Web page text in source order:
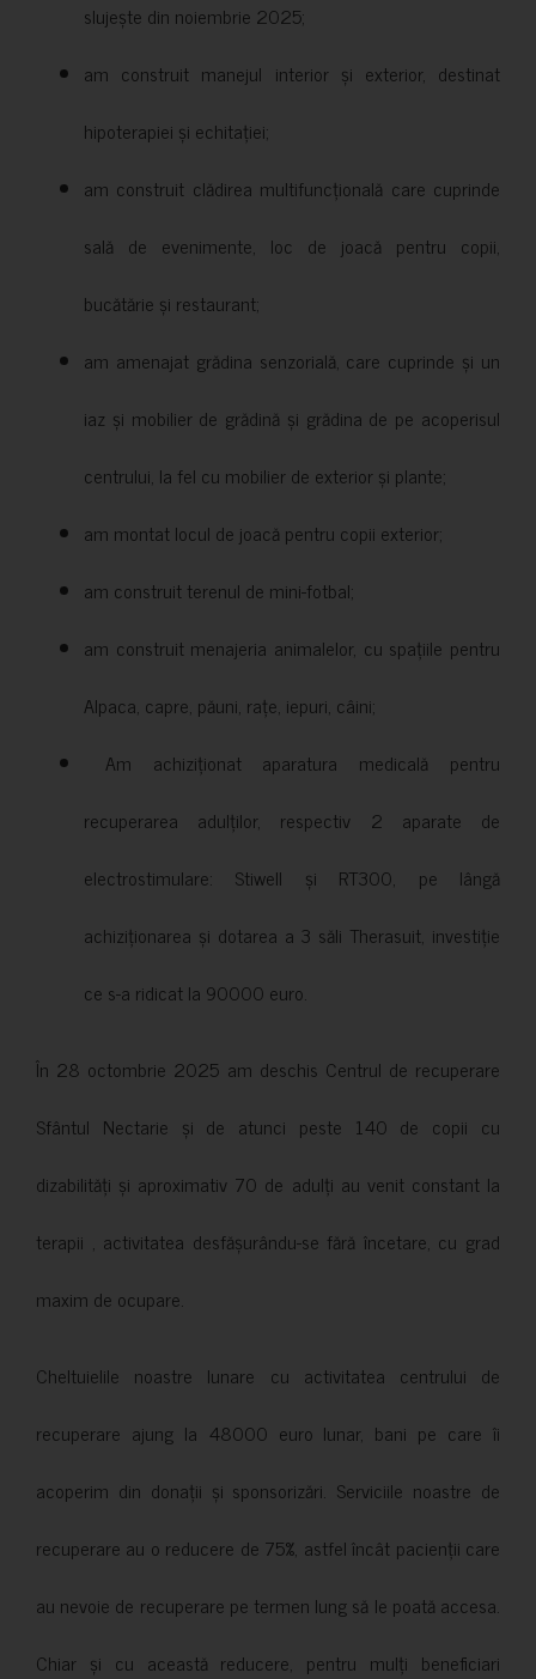
slujește din noiembrie 2025;
am construit manejul interior și exterior, destinat
hipoterapiei și echitației;
am construit clădirea multifuncțională care cuprinde
sală de evenimente, loc de joacă pentru copii,
bucătărie și restaurant;
am amenajat grădina senzorială, care cuprinde și un
iaz și mobilier de grădină și grădina de pe acoperisul
centrului, la fel cu mobilier de exterior și plante;
am montat locul de joacă pentru copii exterior;
am construit terenul de mini-fotbal;
am construit menajeria animalelor, cu spațiile pentru
Alpaca, capre, păuni, rațe, iepuri, câini;
Am achiziționat aparatura medicală pentru
recuperarea adulților, respectiv 2 aparate de
electrostimulare: Stiwell și RT300, pe lângă
achiziționarea și dotarea a 3 săli Therasuit, investiție
ce s-a ridicat la 90000 euro.
În 28 octombrie 2025 am deschis Centrul de recuperare
Sfântul Nectarie și de atunci peste 140 de copii cu
dizabilități și aproximativ 70 de adulți au venit constant la
terapii , activitatea desfășurându-se fără încetare, cu grad
maxim de ocupare.
Cheltuielile noastre lunare cu activitatea centrului de
recuperare ajung la 48000 euro lunar, bani pe care îi
acoperim din donații și sponsorizări. Serviciile noastre de
recuperare au o reducere de 75%, astfel încât pacienții care
au nevoie de recuperare pe termen lung să le poată accesa.
Chiar și cu această reducere, pentru mulți beneficiari